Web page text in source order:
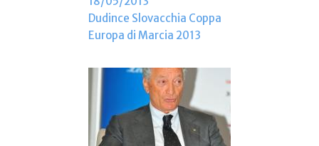
Dudince Slovacchia Coppa
Europa di Marcia 2013